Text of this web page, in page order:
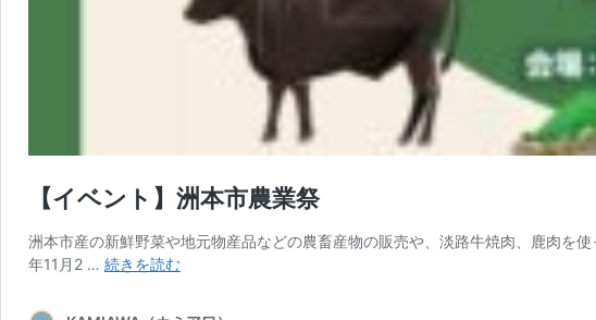
【イベント】洲本市農業祭
洲本市産の新鮮野菜や地元物産品などの農畜産物の販売や、淡路牛焼肉、鹿肉を
年11月2 … 続きを読む【イ